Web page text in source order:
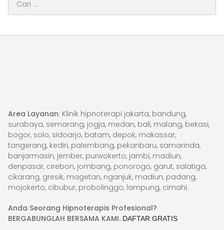
untuk:
Area Layanan: Klinik hipnoterapi jakarta, bandung,
surabaya, semarang, jogja, medan, bali, malang, bekasi,
bogor, solo, sidoarjo, batam, depok, makassar,
tangerang, kediri, palembang, pekanbaru, samarinda,
banjarmasin, jember, purwokerto, jambi, madiun,
denpasar, cirebon, jombang, ponorogo, garut, salatiga,
cikarang, gresik, magetan, nganjuk, madiun, padang,
mojokerto, cibubur, probolinggo, lampung, cimahi.
Anda Seorang Hipnoterapis Profesional?
BERGABUNGLAH BERSAMA KAMI. DAFTAR GRATIS